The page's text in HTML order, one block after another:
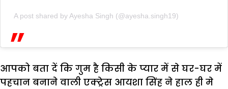
A post shared by Ayesha Singh (@ayesha.singh19)
आपको बता दें कि गुम है किसी के प्यार में से घर-घर में
पहचान बनाने वाली एक्ट्रेस आयशा सिंह ने हाल ही मे